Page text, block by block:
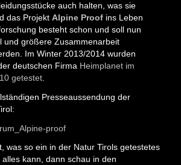
auch halten, was sie
das Projekt Alpine Proofins Leben
besteht schon und soll nun
und größere Zusammenarbeit
Im Winter 2013/2014 wurden
deutschen Firma Heimplanet im
getestet.
Presseaussendung der
proof
was so ein in der Natur Tirols getestetes
kann, dann schau in den